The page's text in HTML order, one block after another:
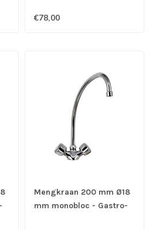
€78,00
Mengkraan 200 mm Ø18
mm monobloc - Gastro-